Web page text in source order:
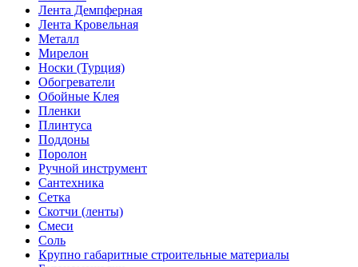
Лента Демпферная
Лента Кровельная
Металл
Мирелон
Носки (Турция)
Обогреватели
Обойные Клея
Пленки
Плинтуса
Поддоны
Поролон
Ручной инструмент
Сантехника
Сетка
Скотчи (ленты)
Смеси
Соль
Крупно габаритные строительные материалы